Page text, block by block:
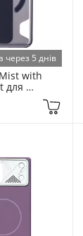
через 5 днів
with
для
S931